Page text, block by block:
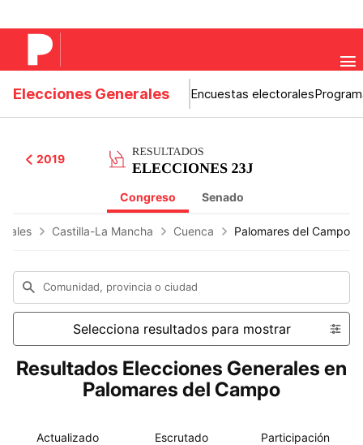
Elecciones Generales Encuestas electorales
2019
Congreso Senado
Castilla-La Mancha Cuenca Palomares del Campo
Comunidad, provincia o ciudad
Selecciona resultados para mostrar
Resultados Elecciones Generales en
Palomares del Campo
Actualizado
Escrutado
Participación